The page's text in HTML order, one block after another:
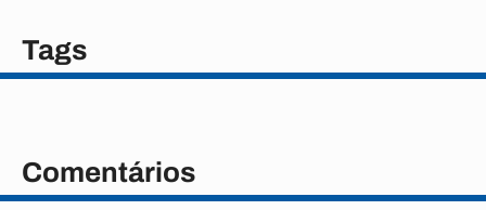
Tags
Comentários